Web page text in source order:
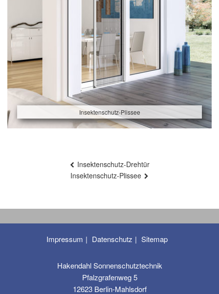
Insektenschutz-Plissee
Insektenschutz-Drehtür
Insektenschutz-Plissee
Impressum Datenschutz Sitemap
Hakendahl Sonnenschutztechnik
Pfalzgrafenweg 5
12623 Berlin-Mahlsdorf